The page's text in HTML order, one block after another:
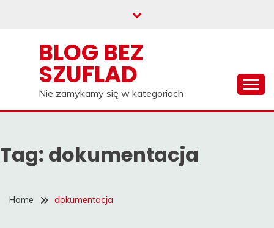
BLOG BEZ
SZUFLAD
Nie zamykamy się w kategoriach
Tag: dokumentacja
Home dokumentacja